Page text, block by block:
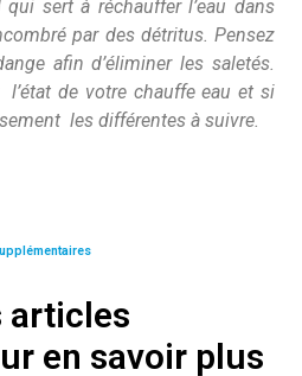
sert à réchauffer l’eau dans
par des détritus. Pensez
afin d’éliminer les saletés.
l’état de votre chauffe eau et si
les différentes à suivre.
articles
en savoir plus